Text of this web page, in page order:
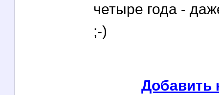
четыре года -
;-)
Добавить